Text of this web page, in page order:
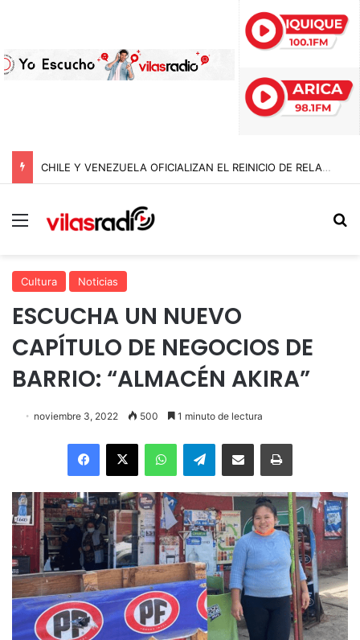
CHILE Y VENEZUELA OFICIALIZAN EL REINICIO DE RELACIONES CONSULARES Y AVANZAN HACIA LA NORMALIZACIÓN DE VÍNCULOS BILATERALES
Menú
Cultura Noticias
ESCUCHA UN NUEVO
CAPÍTULO DE NEGOCIOS DE
BARRIO: “ALMACÉN AKIRA”
noviembre 3, 2022 500 1 minuto de lectura
Facebook
X WhatsAppTelegramEnviar vía email Imprimir